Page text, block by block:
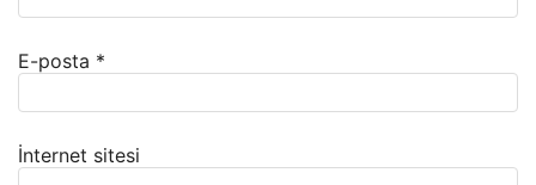
E-posta *
İnternet sitesi